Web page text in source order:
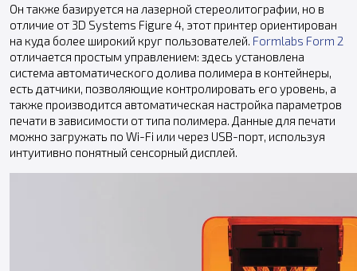
Он также базируется на лазерной стереолитографии, но в
отличие от 3D Systems Figure 4, этот принтер ориентирован
на куда более широкий круг пользователей. Formlabs Form 2
отличается простым управлением: здесь установлена
система автоматического долива полимера в контейнеры,
есть датчики, позволяющие контролировать его уровень, а
также производится автоматическая настройка параметров
печати в зависимости от типа полимера. Данные для печати
можно загружать по Wi-Fi или через USB-порт, используя
интуитивно понятный сенсорный дисплей.